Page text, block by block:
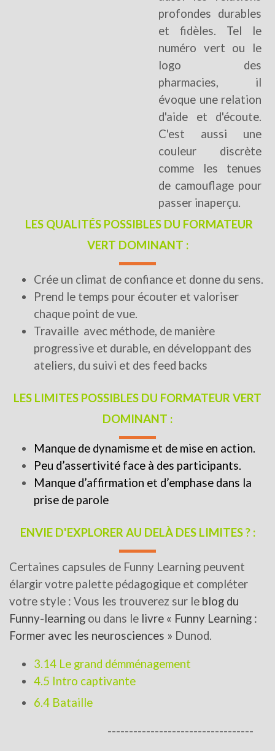
profondes durables
et fidèles. Tel le
numéro vert ou le
logo des
pharmacies, il
évoque une relation
d'aide et d'écoute.
C'est aussi une
couleur discrète
comme les tenues
de camouflage pour
passer inaperçu.
LES QUALITÉS POSSIBLES DU FORMATEUR
VERT DOMINANT :
Crée un climat de confiance et donne du sens.
Prend le temps pour écouter et valoriser
chaque point de vue.
Travaille avec méthode, de manière
progressive et durable, en développant des
ateliers, du suivi et des feed backs
LES LIMITES POSSIBLES DU FORMATEUR VERT
DOMINANT :
Manque de dynamisme et de mise en action.
Peu d’assertivité face à des participants.
Manque d’affirmation et d’emphase dans la
prise de parole
ENVIE D'EXPLORER AU DELÀ DES LIMITES ? :
Certaines capsules de Funny Learning peuvent
élargir votre palette pédagogique et compléter
votre style : Vous les trouverez sur le blog du
Funny-learning ou dans le livre « Funny Learning :
Former avec les neurosciences » Dunod.
3.14 Le grand démménagement
4.5 Intro captivante
6.4 Bataille
----------------------------------